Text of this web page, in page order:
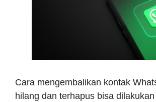
Cara mengembalikan kontak
hilang dan terhapus bisa